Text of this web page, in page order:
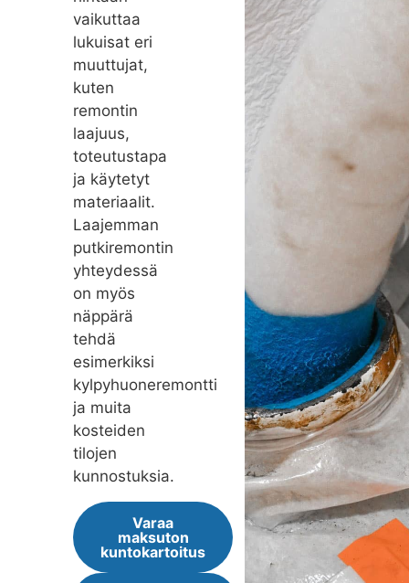
vaikuttaa
lukuisat eri
muuttujat,
kuten
remontin
laajuus,
toteutustapa
ja käytetyt
materiaalit.
Laajemman
putkiremontin
yhteydessä
on myös
näppärä
tehdä
esimerkiksi
kylpyhuoneremontti
ja muita
kosteiden
tilojen
kunnostuksia.
Varaa
maksuton
kuntokartoitus